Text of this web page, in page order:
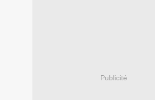
Publicité